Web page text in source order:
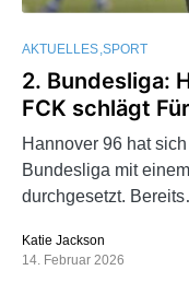
AKTUELLES SPORT
2. Bundesliga:
FCK schlägt
Hannover 96 hat
Bundesliga mit
durchgesetzt.
Katie Jackson
14. Februar 2026